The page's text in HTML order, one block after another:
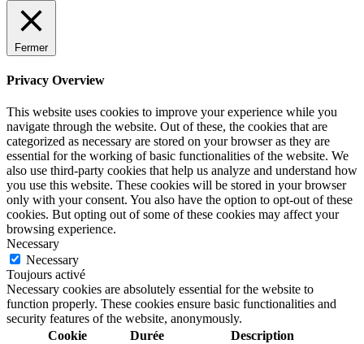
Fermer
Privacy Overview
This website uses cookies to improve your experience while you
navigate through the website. Out of these, the cookies that are
categorized as necessary are stored on your browser as they are
essential for the working of basic functionalities of the website. We
also use third-party cookies that help us analyze and understand how
you use this website. These cookies will be stored in your browser
only with your consent. You also have the option to opt-out of these
cookies. But opting out of some of these cookies may affect your
browsing experience.
Necessary
Necessary
Toujours activé
Necessary cookies are absolutely essential for the website to
function properly. These cookies ensure basic functionalities and
security features of the website, anonymously.
Cookie
Durée Description